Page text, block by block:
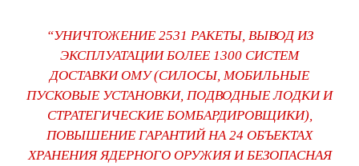
“УНИЧТОЖЕНИЕ 2531 РАКЕТЫ, ВЫВОД ИЗ
ЭКСПЛУАТАЦИИ БОЛЕЕ 1300 СИСТЕМ
ДОСТАВКИ ОМУ (CИЛОСЫ, МОБИЛЬНЫЕ
ПУСКОВЫЕ УСТАНОВКИ, ПОДВОДНЫЕ ЛОДКИ И
СТРАТЕГИЧЕСКИЕ БОМБАРДИРОВЩИКИ),
ПОВЫШЕНИЕ ГАРАНТИЙ НА 24 ОБЪЕКТАХ
ХРАНЕНИЯ ЯДЕРНОГО ОРУЖИЯ И БЕЗОПАСНАЯ